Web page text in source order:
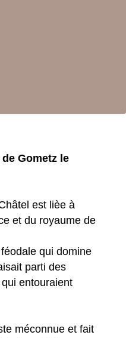
Gometz le
est lièe à
et du royaume de
qui domine
parti des
entouraient
méconnue et fait